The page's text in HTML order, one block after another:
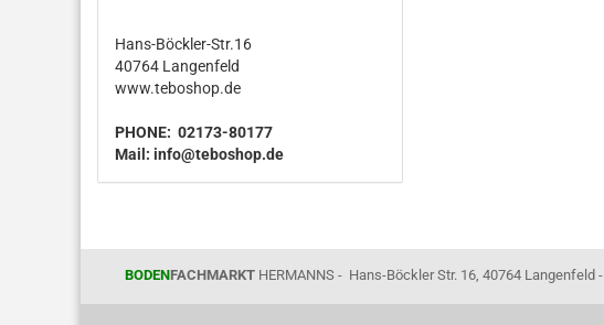
Hans-Böckler-Str.16
40764 Langenfeld
www.teboshop.de
PHONE: 02173-80177
Mail: info@teboshop.de
BODENFACHMARKTHERMANNS - Hans-Böckler Str. 16, 40764 Langenfeld -